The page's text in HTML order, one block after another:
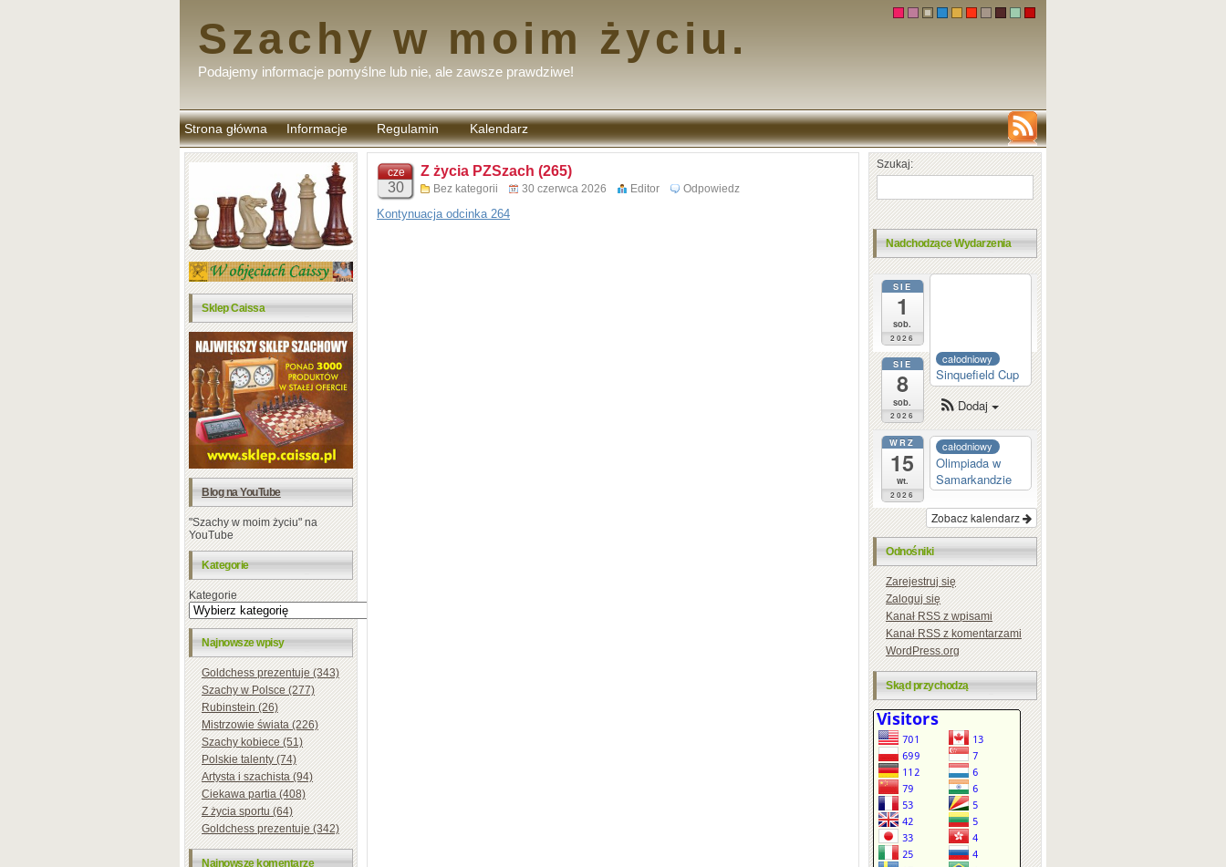
Szachy w moim życiu.
Podajemy informacje pomyślne lub nie, ale zawsze prawdziwe!
Strona główna Informacje Regulamin
komentarzy
Kalendarz
Sklep Caissa
Blog na YouTube
"Szachy w moim życiu" na
YouTube
Kategorie
Kategorie
Najnowsze wpisy
Goldchess prezentuje (343)
Szachy w Polsce (277)
Rubinstein (26)
Mistrzowie świata (226)
Szachy kobiece (51)
Polskie talenty (74)
Artysta i szachista (94)
Ciekawa partia (408)
Z życia sportu (64)
Goldchess prezentuje (342)
Najnowsze komentarze
cze
30
Z życia PZSzach (265)
Bez kategorii 30 czerwca 2026 Editor Odpowiedz
Kontynuacja odcinka 264
Szukaj:
Nadchodzące Wydarzenia
SIE
1
sob.
2026
SIE
8
sob.
2026
całodniowy
Sinquefield Cup
WRZ
15
wt.
2026
całodniowy
Olimpiada w
Samarkandzie
Zobacz kalendarz
Dodaj
Odnośniki
Zarejestruj się
Zaloguj się
KanałRSSz wpisami
KanałRSSz komentarzami
WordPress.org
Skąd przychodzą